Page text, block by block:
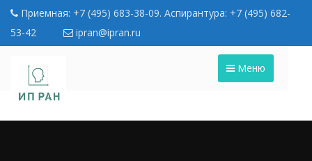
Приемная: +7 (495) 683-38-09. Аспирантура: +7 (495) 682-
53-42
ipran@ipran.ru
Меню